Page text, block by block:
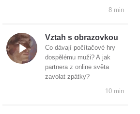
8 min
Vztah s obrazovkou
Co dávají počítačové hry
dospělému muži? A jak
partnera z online světa
zavolat zpátky?
10 min